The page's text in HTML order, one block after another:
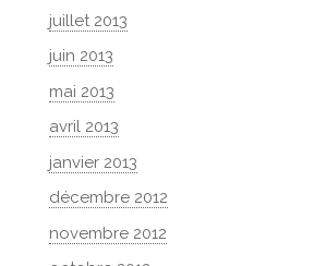
juillet 2013
juin 2013
mai 2013
avril 2013
janvier 2013
décembre 2012
novembre 2012